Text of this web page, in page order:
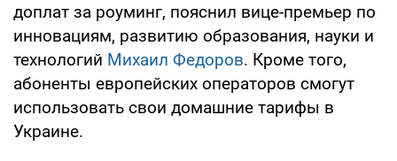
доплат за роуминг, пояснил вице-премьер по
инновациям, развитию образования, науки и
технологий Михаил Федоров. Кроме того,
абоненты европейских операторов смогут
использовать свои домашние тарифы в
Украине.